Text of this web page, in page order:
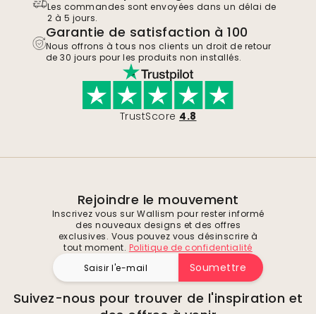
Les commandes sont envoyées dans un délai de
2 à 5 jours.
Garantie de satisfaction à 100
Nous offrons à tous nos clients un droit de retour
de 30 jours pour les produits non installés.
TrustScore 4.8
Rejoindre le mouvement
Inscrivez vous sur Wallism pour rester informé
des nouveaux designs et des offres
exclusives. Vous pouvez vous désinscrire à
tout moment. Politique de confidentialité
Soumettre
Suivez-nous pour trouver de l'inspiration et